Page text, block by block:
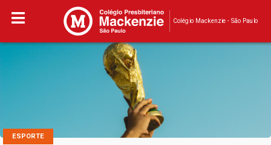
Colégio Mackenzie - São Paulo
ESPORTE